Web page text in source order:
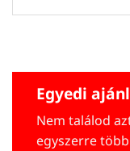
Egyedi
Nem találod
egyszerre